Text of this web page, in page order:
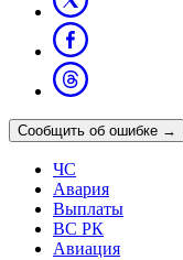
Сообщить об ошибке →
ЧС
Авария
Выплаты
ВС РК
Авиация